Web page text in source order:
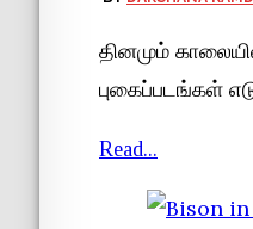
தினமும்
புகைப்படங்கள்
Read...